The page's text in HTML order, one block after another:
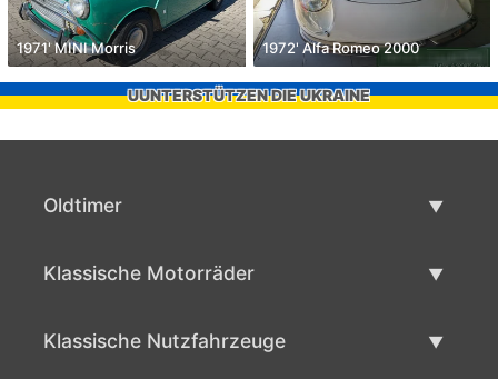
1971' MINI Morris 1972' Alfa Romeo 2000
UUNTERSTÜTZEN DIE UKRAINE
Oldtimer
Klassische Motorräder
Klassische Nutzfahrzeuge